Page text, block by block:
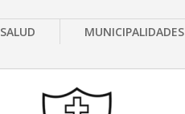
SALUD MUNICIPALIDADES